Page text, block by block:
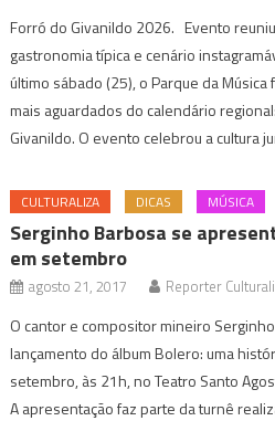
Forró do Givanildo 2026. Evento
gastronomia típica e cenário
último sábado (25), o Parque da
mais aguardados do calendário
Givanildo. O evento celebrou a cultura
CULTURALIZA DICAS MÚSICA
Serginho Barbosa se
em setembro
agosto 21, 2017 Reporter
O cantor e compositor mineiro
lançamento do álbum Bolero: uma
setembro, às 21h, no Teatro Santo
A apresentação faz parte da turnê